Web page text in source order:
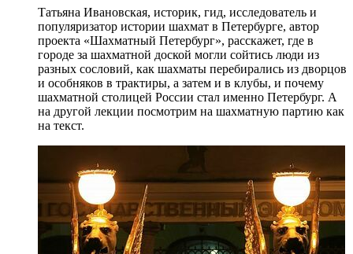
Татьяна Ивановская, историк, гид, исследователь и
популяризатор истории шахмат в Петербурге, автор
проекта «Шахматный Петербург», расскажет, где в
городе за шахматной доской могли сойтись люди из
разных сословий, как шахматы перебирались из дворцов
и особняков в трактиры, а затем и в клубы, и почему
шахматной столицей России стал именно Петербург. А
на другой лекции посмотрим на шахматную партию как
на текст.